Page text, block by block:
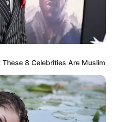
8 Celebrities Are Muslim